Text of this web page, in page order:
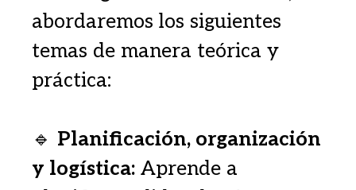
abordaremos los siguientes
temas de manera teórica y
práctica:
🔹 Planificación, organización
y logística: Aprende a